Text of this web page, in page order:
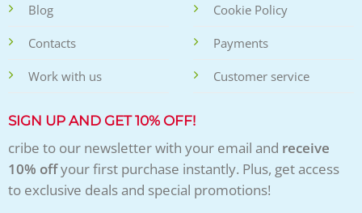
Blog
Contacts
Work with us
Cookie Policy
Payments
Customer service
SIGN UP AND GET 10% OFF!
cribe to our newsletter with your email and receive
10% offyour first purchase instantly. Plus, get access
to exclusive deals and special promotions!